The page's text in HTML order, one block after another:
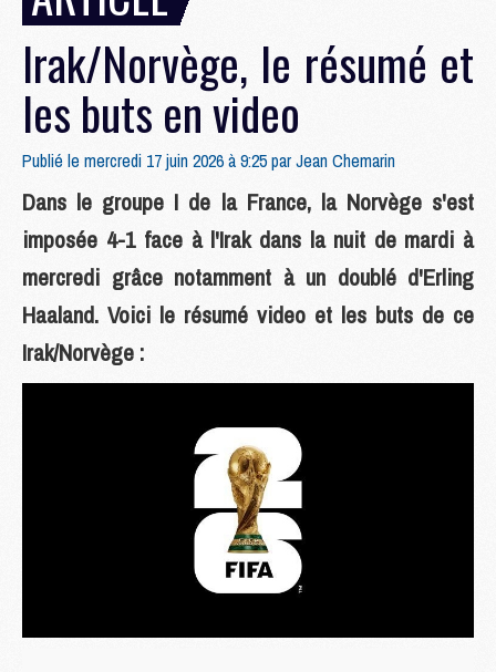
Irak/Norvège, le résumé et
les buts en video
Publié le mercredi 17 juin 2026 à 9:25 parJean Chemarin
Dans le groupe I de la France, la Norvège s'est
imposée 4-1 face à l'Irak dans la nuit de mardi à
mercredi grâce notamment à un doublé d'Erling
Haaland. Voici le résumé video et les buts de ce
Irak/Norvège :